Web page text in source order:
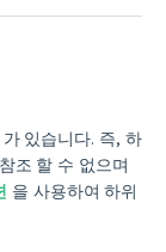
가 있습니다. 즉, 하
조 할 수 없으며
을 사용하여 하위